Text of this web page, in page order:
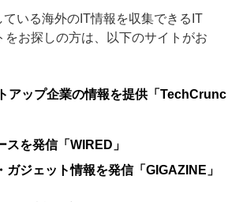
ている海外のIT情報を収集できるIT
をお探しの方は、以下のサイトがお
アップ企業の情報を提供「TechCrunc
スを発信「WIRED」
ガジェット情報を発信「GIGAZINE」